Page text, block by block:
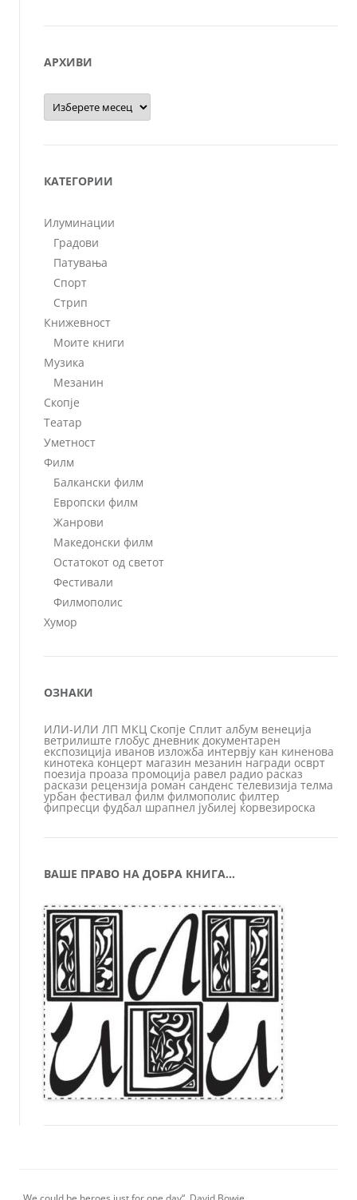
АРХИВИ
Архиви
КАТЕГОРИИ
Илуминации
Градови
Патувања
Спорт
Стрип
Книжевност
Моите книги
Музика
Мезанин
Скопје
Театар
Уметност
Филм
Балкански филм
Европски филм
Жанрови
Македонски филм
Остатокот од светот
Фестивали
Филмополис
Хумор
ОЗНАКИ
ИЛИ-ИЛИ ЛП МКЦ Скопје Сплит албум венеција
ветрилиште глобус дневник документарен
експозиција иванов изложба интервју кан киненова
кинотека концерт магазин мезанин награди осврт
поезија проаза промоција равел радио расказ
раскази рецензија роман санденс телевизија телма
урбан фестивал филм филмополис филтер
фипресци фудбал шрапнел јубилеј ќорвезироска
ВАШЕ ПРАВО НА ДОБРА КНИГА…